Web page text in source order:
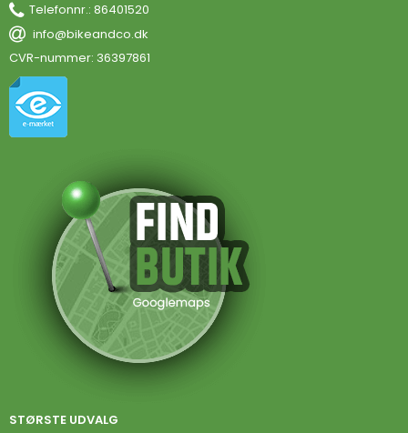
Telefonnr.: 86401520
info@bikeandco.dk
CVR-nummer: 36397861
STØRSTE UDVALG